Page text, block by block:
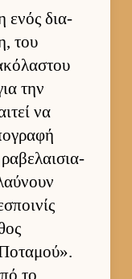
ενός δια­
του
την
να
ραβελαι­σια­
το